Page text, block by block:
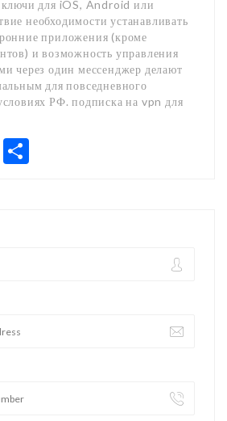
ключи для iOS, Android или
необходимости устанавливать
приложения (кроме
и возможность управления
через один мессенджер делают
для повседневного
РФ. подписка на vpn для
Email